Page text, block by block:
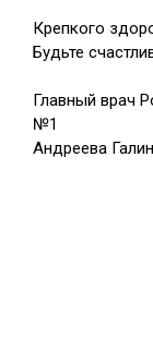
Крепкого
Будьте
Главный врач
№1
Андреева